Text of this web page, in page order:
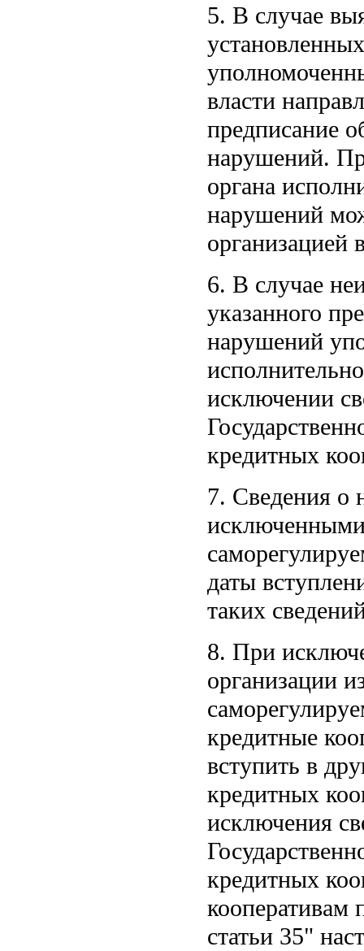
5. В случае
власти
предписание
нарушений.
органа
нарушений
организацией
6. В случае
указанного
нарушений
исключении
кредитных
7. Сведения о
исключенными
даты
таких
8. При
организации
кредитные
вступить в
кредитных
исключения
кредитных
статьи 35